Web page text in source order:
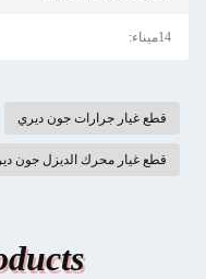
14ميناء:
قطع غيار جرارات جون ديري
قطع غيار محرك الديزل جون